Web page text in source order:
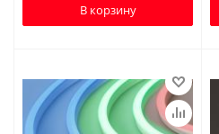
В корзину